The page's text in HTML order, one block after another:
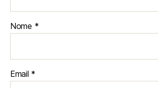
Nome *
Email *